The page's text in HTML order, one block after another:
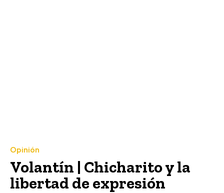
Opinión
Volantín | Chicharito y la
libertad de expresión